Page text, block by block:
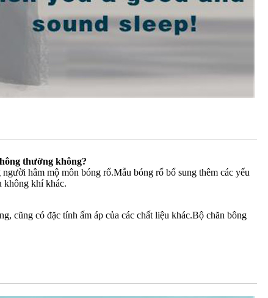
thường không?
hâm mộ môn bóng rổ.Mẫu bóng rổ bổ sung thêm các yếu
không khí khác.
cũng có đặc tính ấm áp của các chất liệu khác.Bộ chăn bông